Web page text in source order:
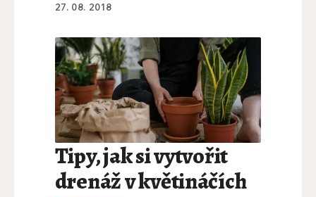
27. 08. 2018
Tipy, jak si vytvořit
drenáž v květináčích